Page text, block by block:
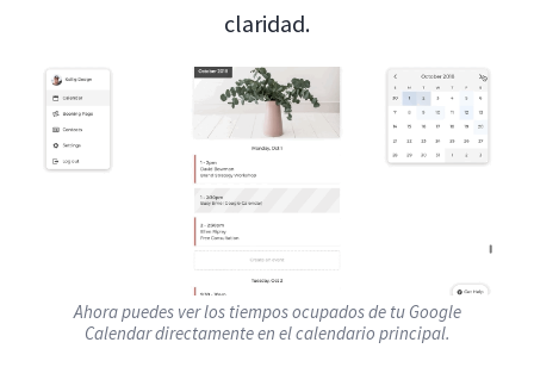
claridad.
Ahora puedes ver los tiempos ocupados de tu Google
Calendar directamente en el calendario principal.